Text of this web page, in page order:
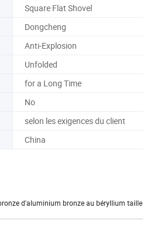
Square Flat Shovel
Dongcheng
Anti-Explosion
Unfolded
for a Long Time
No
selon les exigences du client
China
d'aluminium bronze au béryllium taille